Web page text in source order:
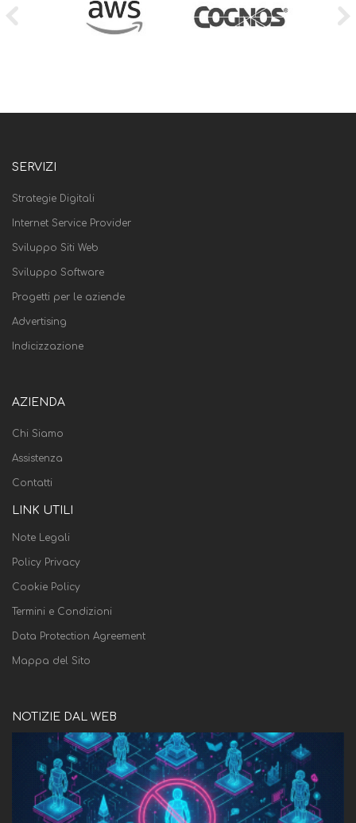
SERVIZI
Strategie Digitali
Internet Service Provider
Sviluppo Siti Web
Sviluppo Software
Progetti per le aziende
Advertising
Indicizzazione
AZIENDA
Chi Siamo
Assistenza
Contatti
LINK UTILI
Note Legali
Policy Privacy
Cookie Policy
Termini e Condizioni
Data Protection Agreement
Mappa del Sito
NOTIZIE DAL WEB